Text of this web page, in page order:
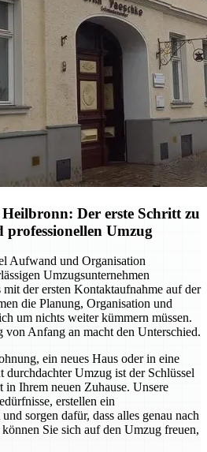
Der erste Schritt zu
professionellen Umzug
Aufwand und Organisation
Umzugsunternehmen
der ersten Kontaktaufnahme auf der
die Planung, Organisation und
um nichts weiter kümmern müssen.
von Anfang an macht den Unterschied.
ein neues Haus oder in eine
durchdachter Umzug ist der Schlüssel
in Ihrem neuen Zuhause. Unsere
erstellen ein
sorgen dafür, dass alles genau nach
Sie sich auf den Umzug freuen,